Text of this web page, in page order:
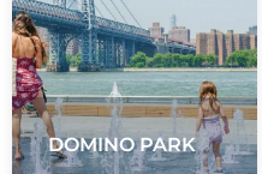
DOMINO PARK